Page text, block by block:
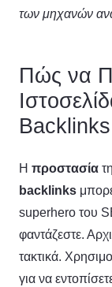
των μηχανών
Πώς να
Backlinks
Η προστασία
backlinks
superhero του
φαντάζεστε.
τακτικά.
για να